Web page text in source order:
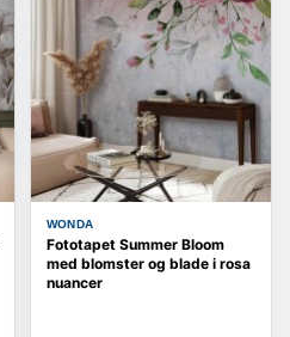
WONDA
Fototapet Summer Bloom
med blomster og blade i rosa
nuancer